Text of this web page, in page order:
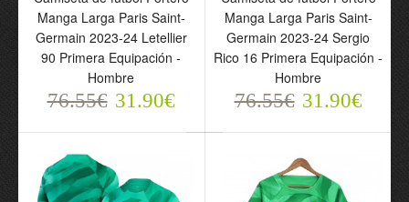
Equipación 23-24 - Niño
76.55€ 31.90€
69.55€ 29.90€
Manga Larga Paris Saint-
Germain 2023-24 Letellier
90 Primera Equipación -
Hombre
76.55€ 31.90€
Manga Larga Paris Saint-
Germain 2023-24 Sergio
Rico 16 Primera Equipación -
Hombre
76.55€ 31.90€